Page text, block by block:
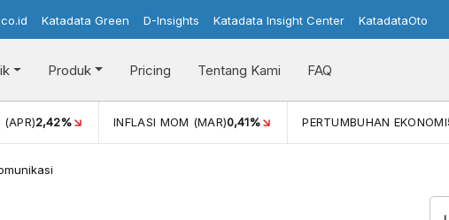
Katadata Green D-Insights Katadata Insight Center KatadataOto
Produk Pricing Tentang Kami FAQ
(APR)2,42% INFLASI MOM (MAR)0,41% PERTUMBUHAN EKONOMI